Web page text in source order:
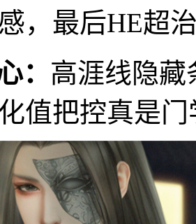
，最后HE超
： 高涯线隐藏
值把控真是门